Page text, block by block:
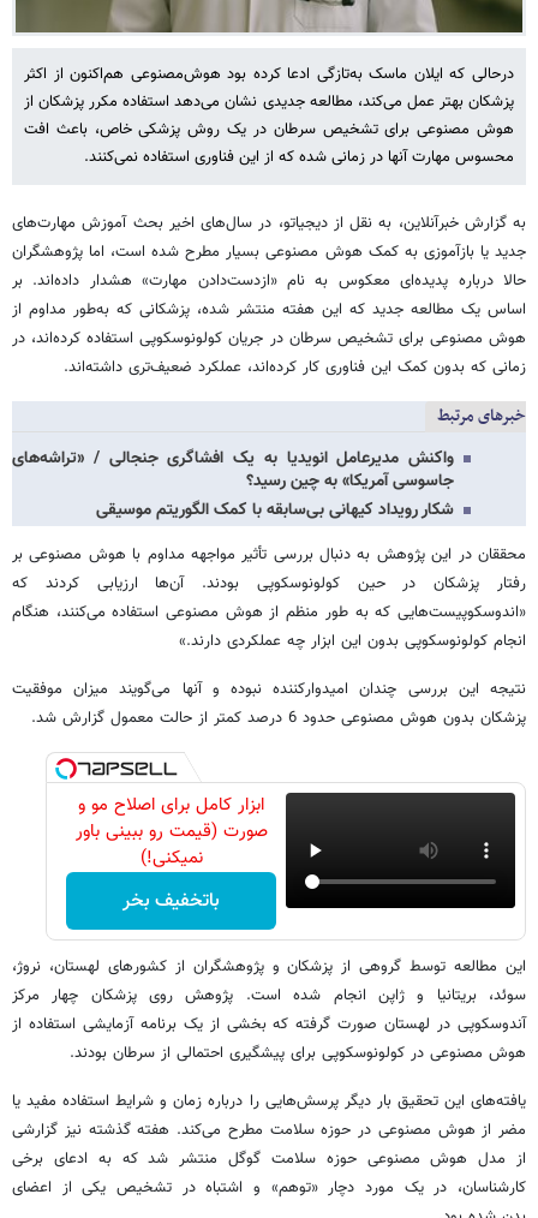
درحالی که ایلان ماسک به‌تازگی ادعا کرده بود هوش‌مصنوعی هم‌اکنون از اکثر
پزشکان بهتر عمل می‌کند، مطالعه جدیدی نشان می‌دهد استفاده مکرر پزشکان از
هوش مصنوعی برای تشخیص سرطان در یک روش پزشکی خاص، باعث افت
محسوس مهارت آنها در زمانی شده که از این فناوری استفاده نمی‌کنند.
به گزارش خبرآنلاین، به نقل از دیجیاتو، در سال‌های اخیر بحث آموزش مهارت‌های
جدید یا بازآموزی به کمک هوش مصنوعی بسیار مطرح شده است، اما پژوهشگران
حالا درباره پدیده‌ای معکوس به نام «ازدست‌دادن مهارت» هشدار داده‌اند. بر
اساس یک مطالعه جدید که این هفته منتشر شده، پزشکانی که به‌طور مداوم از
هوش مصنوعی برای تشخیص سرطان در جریان کولونوسکوپی استفاده کرده‌اند، در
زمانی که بدون کمک این فناوری کار کرده‌اند، عملکرد ضعیف‌تری داشته‌اند.
خبرهای مرتبط
واکنش مدیرعامل انویدیا به یک افشاگری جنجالی / «تراشه‌های
جاسوسی‌ آمریکا» به چین رسید؟
شکار رویداد کیهانی بی‌سابقه با کمک الگوریتم موسیقی
محققان در این پژوهش به دنبال بررسی تأثیر مواجهه مداوم با هوش مصنوعی بر
رفتار پزشکان در حین کولونوسکوپی بودند. آن‌ها ارزیابی کردند که
«اندوسکوپیست‌هایی که به طور منظم از هوش مصنوعی استفاده می‌کنند، هنگام
انجام کولونوسکوپی بدون این ابزار چه عملکردی دارند.»
نتیجه این بررسی چندان امیدوارکننده نبوده و آنها می‌گویند میزان موفقیت
پزشکان بدون هوش مصنوعی حدود 6 درصد کمتر از حالت معمول گزارش شد.
ابزار کامل برای اصلاح مو و
صورت (قیمت رو ببینی باور
نمیکنی!)
باتخفیف بخر
این مطالعه توسط گروهی از پزشکان و پژوهشگران از کشورهای لهستان، نروژ،
سوئد، بریتانیا و ژاپن انجام شده است. پژوهش روی پزشکان چهار مرکز
آندوسکوپی در لهستان صورت گرفته که بخشی از یک برنامه آزمایشی استفاده از
هوش مصنوعی در کولونوسکوپی برای پیشگیری احتمالی از سرطان بودند.
یافته‌های این تحقیق بار دیگر پرسش‌هایی را درباره زمان و شرایط استفاده مفید یا
مضر از هوش مصنوعی در حوزه سلامت مطرح می‌کند. هفته گذشته نیز گزارشی
از مدل هوش مصنوعی حوزه سلامت گوگل منتشر شد که به ادعای برخی
کارشناسان، در یک مورد دچار «توهم» و اشتباه در تشخیص یکی از اعضای